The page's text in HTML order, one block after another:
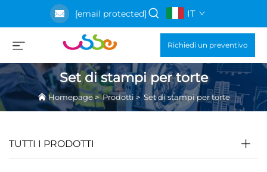
[email protected] IT
Richiedi un preventivo
Set di stampi per torte
Homepage>Prodotti >Set di stampi per torte
TUTTI I PRODOTTI